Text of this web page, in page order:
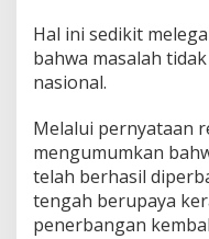
Hal ini sedikit
bahwa masalah
nasional.
Melalui pernyataan
mengumumkan
telah berhasil
tengah berupaya
penerbangan